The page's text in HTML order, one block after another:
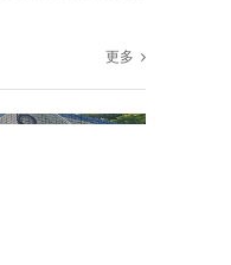
更多